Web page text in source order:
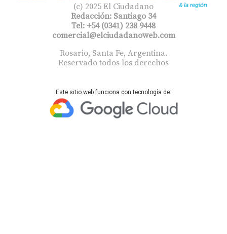
(c) 2025 El Ciudadano
Redacción: Santiago 34
Tel: +54 (0341) 238 9448
comercial@elciudadanoweb.com​
Rosario, Santa Fe, Argentina.
Reservado todos los derechos
Este sitio web funciona con tecnología de: